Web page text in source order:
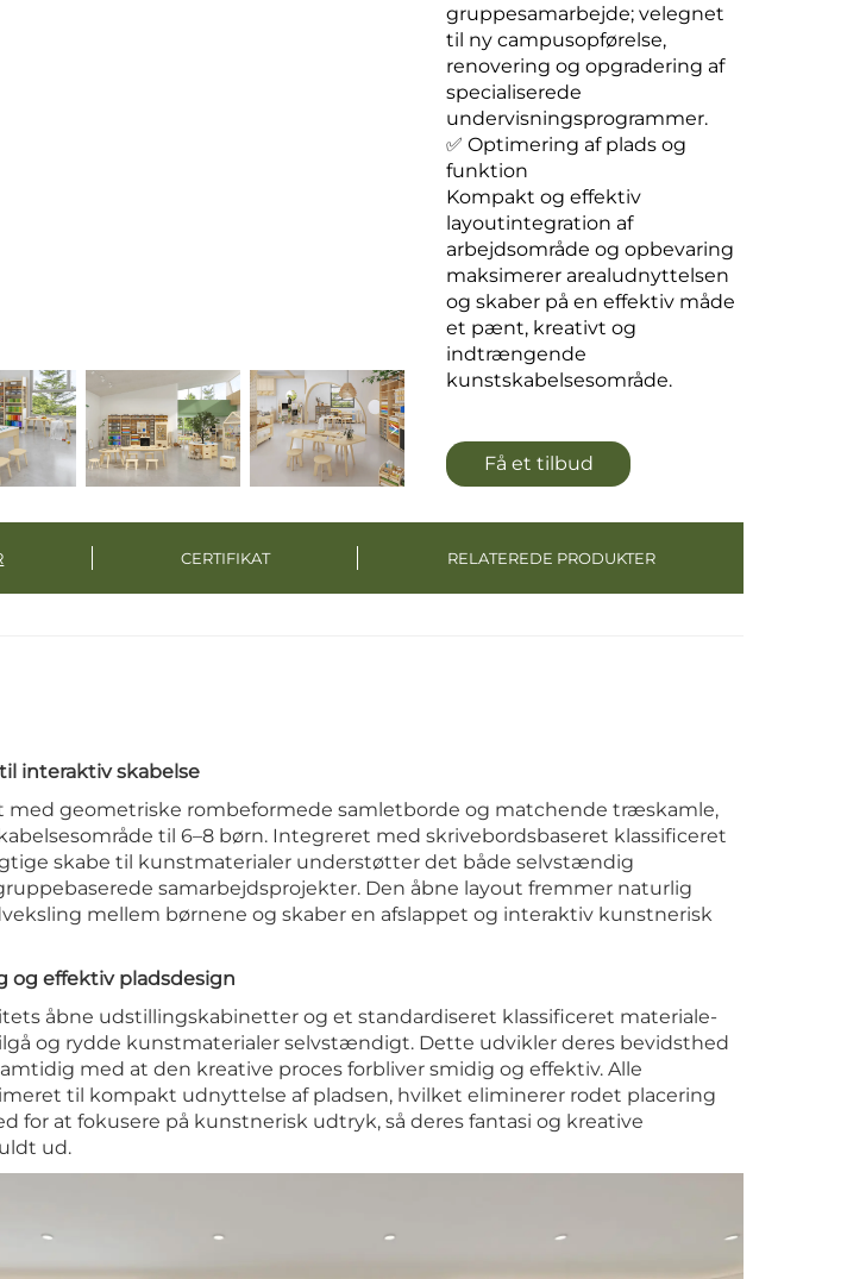
gruppesamarbejde; velegnet
til ny campusopførelse,
renovering og opgradering af
specialiserede
undervisningsprogrammer.
✅ Optimering af plads og
funktion
Kompakt og effektiv
layoutintegration af
arbejdsområde og opbevaring
maksimerer arealudnyttelsen
og skaber på en effektiv måde
et pænt, kreativt og
indtrængende
kunstskabelsesområde.
Få et tilbud
CERTIFIKAT RELATEREDE PRODUKTER
interaktiv skabelse
geometriske rombeformede samletborde og matchende træskamle,
til 6–8 børn. Integreret med skrivebordsbaseret klassificeret
skabe til kunstmaterialer understøtter det både selvstændig
samarbejdsprojekter. Den åbne layout fremmer naturlig
mellem børnene og skaber en afslappet og interaktiv kunstnerisk
og effektiv pladsdesign
åbne udstillingskabinetter og et standardiseret klassificeret materiale-
og rydde kunstmaterialer selvstændigt. Dette udvikler deres bevidsthed
med at den kreative proces forbliver smidig og effektiv. Alle
til kompakt udnyttelse af pladsen, hvilket eliminerer rodet placering
for at fokusere på kunstnerisk udtryk, så deres fantasi og kreative
ud.